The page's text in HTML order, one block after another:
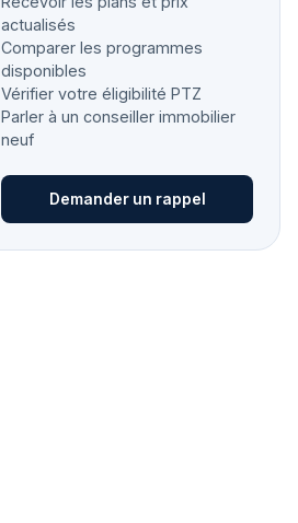
actualisés
Comparer les programmes
disponibles
Vérifier votre éligibilité PTZ
Parler à un conseiller immobilier
neuf
Demander un rappel